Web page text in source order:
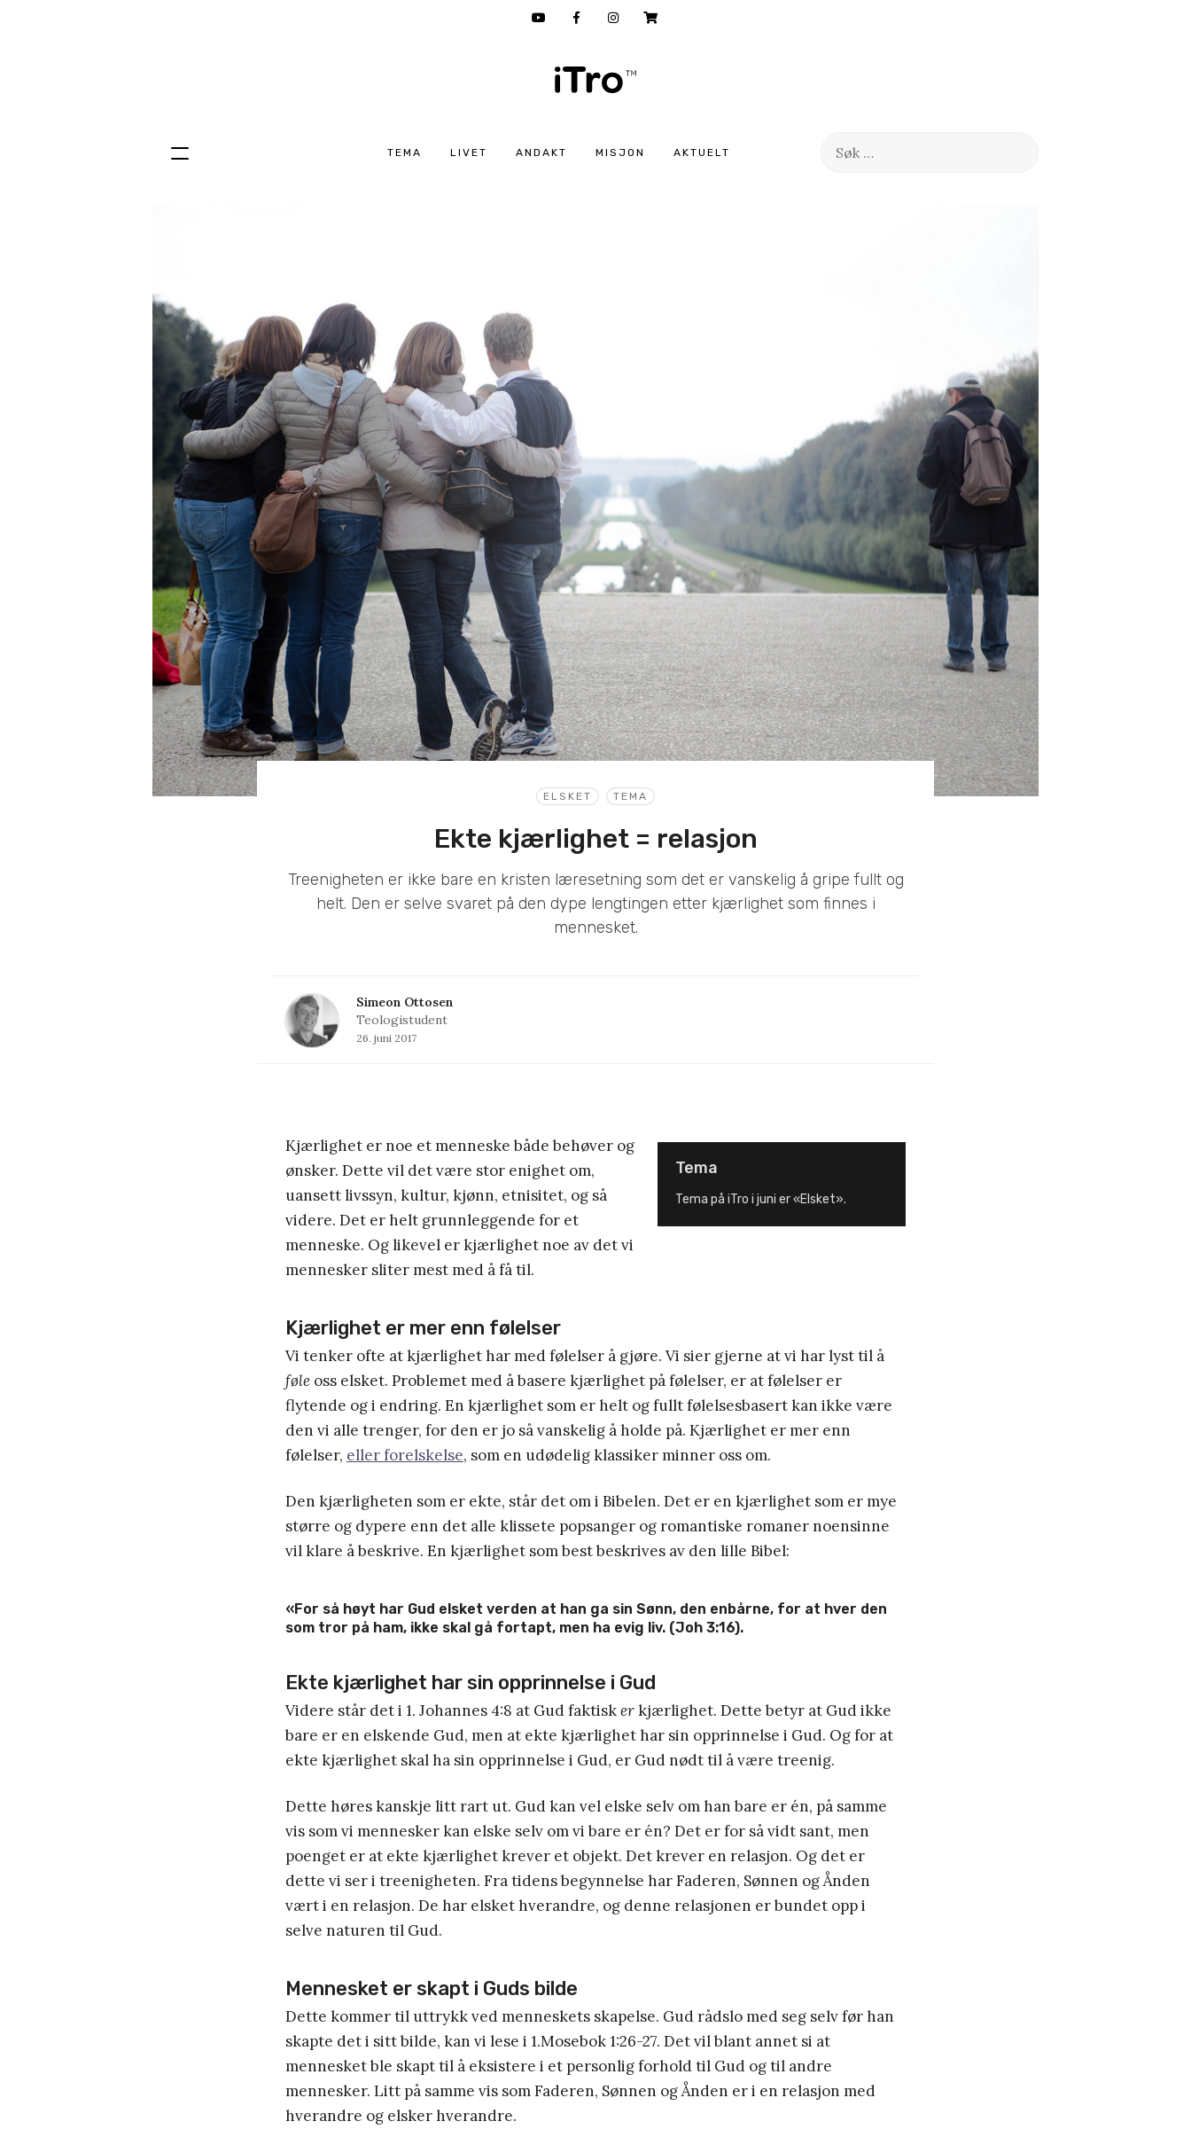
TEMA LIVET ANDAKT MISJON AKTUELT
Søk
Hopp
ELSKET TEMA
Ekte kjærlighet = relasjon
Treenigheten er ikke bare en kristen læresetning som det er vanskelig å gripe fullt og
helt. Den er selve svaret på den dype lengtingen etter kjærlighet som finnes i
mennesket.
Simeon Ottosen
Teologistudent
26. juni 2017
Tema
Tema på iTro i juni er «Elsket».
Kjærlighet er noe et menneske både behøver og
ønsker. Dette vil det være stor enighet om,
uansett livssyn, kultur, kjønn, etnisitet, og så
videre. Det er helt grunnleggende for et
menneske. Og likevel er kjærlighet noe av det vi
mennesker sliter mest med å få til.
Kjærlighet er mer enn følelser
Vi tenker ofte at kjærlighet har med følelser å gjøre. Vi sier gjerne at vi har lyst til å
føle oss elsket. Problemet med å basere kjærlighet på følelser, er at følelser er
flytende og i endring. En kjærlighet som er helt og fullt følelsesbasert kan ikke være
den vi alle trenger, for den er jo så vanskelig å holde på. Kjærlighet er mer enn
følelser, eller forelskelse, som en udødelig klassiker minner oss om.
Den kjærligheten som er ekte, står det om i Bibelen. Det er en kjærlighet som er mye
større og dypere enn det alle klissete popsanger og romantiske romaner noensinne
vil klare å beskrive. En kjærlighet som best beskrives av den lille Bibel:
«For så høyt har Gud elsket verden at han ga sin Sønn, den enbårne, for at hver den
som tror på ham, ikke skal gå fortapt, men ha evig liv. (Joh 3:16).
Ekte kjærlighet har sin opprinnelse i Gud
Videre står det i 1. Johannes 4:8 at Gud faktiskerkjærlighet. Dette betyr at Gud ikke
bare er en elskende Gud, men at ekte kjærlighet har sin opprinnelse i Gud. Og for at
ekte kjærlighet skal ha sin opprinnelse i Gud, er Gud nødt til å være treenig.
Dette høres kanskje litt rart ut. Gud kan vel elske selv om han bare er én, på samme
vis som vi mennesker kan elske selv om vi bare er én? Det er for så vidt sant, men
poenget er at ekte kjærlighet krever et objekt. Det krever en relasjon. Og det er
dette vi ser i treenigheten. Fra tidens begynnelse har Faderen, Sønnen og Ånden
vært i en relasjon. De har elsket hverandre, og denne relasjonen er bundet opp i
selve naturen til Gud.
Mennesket er skapt i Guds bilde
Dette kommer til uttrykk ved menneskets skapelse. Gud rådslo med seg selv før han
skapte det i sitt bilde, kan vi lese i 1.Mosebok 1:26-27. Det vil blant annet si at
mennesket ble skapt til å eksistere i et personlig forhold til Gud og til andre
mennesker. Litt på samme vis som Faderen, Sønnen og Ånden er i en relasjon med
hverandre og elsker hverandre.